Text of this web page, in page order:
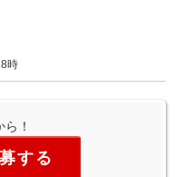
時
！
する